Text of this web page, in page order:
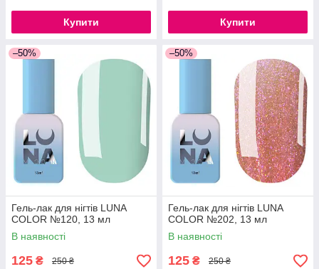
Купити Купити
–50%
Гель-лак для нігтів LUNA
COLOR №120, 13 мл
В наявності
125 ₴ 250 ₴
–50%
Гель-лак для нігтів LUNA
COLOR №202, 13 мл
В наявності
125 ₴ 250 ₴